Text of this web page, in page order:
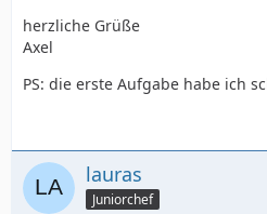
herzliche Grüße
Axel
PS: die erste Aufgabe habe ich
lauras
Juniorchef